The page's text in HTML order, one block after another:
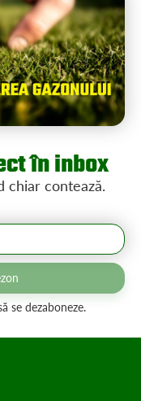
în inbox
chiar contează.
se dezaboneze.